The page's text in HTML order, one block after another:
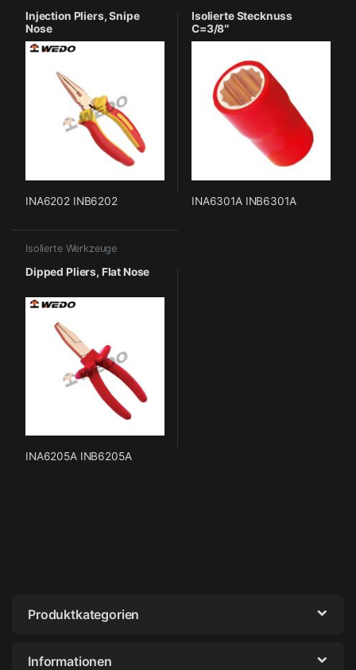
Injection Pliers, Snipe
Nose
INA6202 INB6202
Isolierte Stecknuss
C=3/8″
INA6301A INB6301A
Isolierte Werkzeuge
Dipped Pliers, Flat Nose
INA6205A INB6205A
Produktkategorien
Informationen